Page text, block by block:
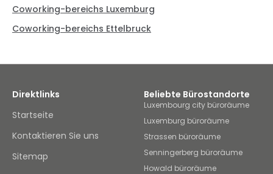
Coworking-bereichs Luxemburg
Coworking-bereichs Ettelbruck
Direktlinks
Startseite
Kontaktieren Sie uns
Sitemap
Beliebte Bürostandorte
Luxembourg city büroräume
Luxemburg büroräume
Strassen büroräume
Senningerberg büroräume
Howald büroräume